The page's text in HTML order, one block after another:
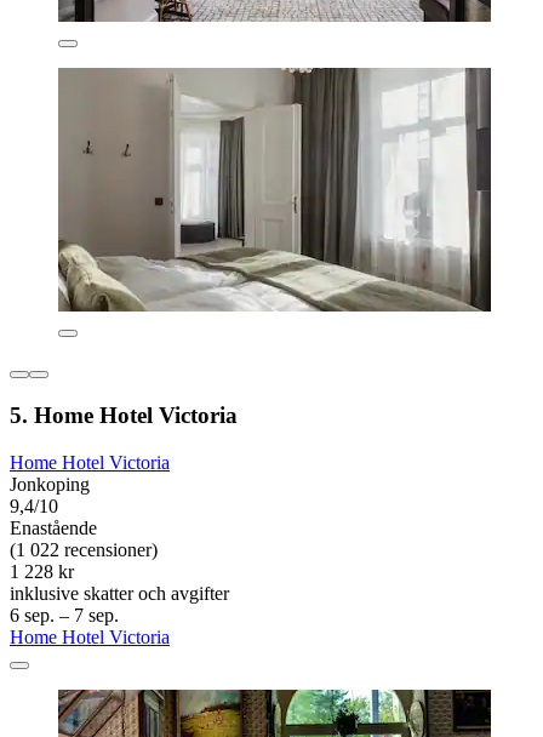
5. Home Hotel Victoria
Home Hotel Victoria
Jonkoping
9,4/10
Enastående
(1 022 recensioner)
1 228 kr
inklusive skatter och avgifter
6 sep. – 7 sep.
Home Hotel Victoria